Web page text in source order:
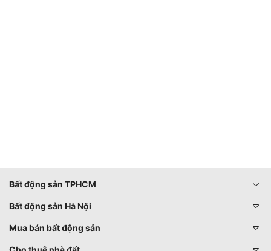
Bất động sản TPHCM
Bất động sản Hà Nội
Mua bán bất động sản